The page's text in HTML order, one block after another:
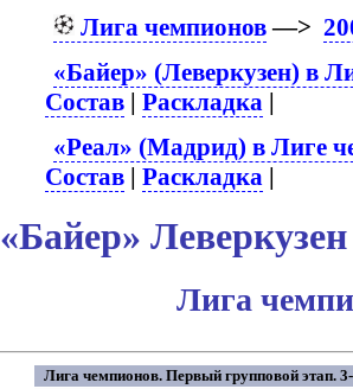
Лига чемпионов—>
«Байер» (Леверкузен) в
Состав |Раскладка |
«Реал» (Мадрид) в Лиге
Состав |Раскладка |
«Байер»
Лига
Лига чемпионов. Первый групповой этап.